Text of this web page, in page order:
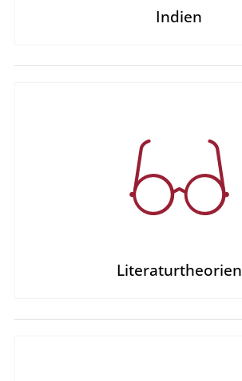
Indien
Literaturtheorien